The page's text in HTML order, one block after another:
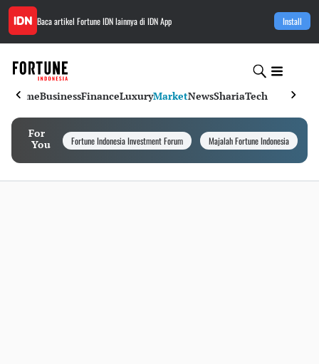
Baca artikel Fortune IDNlainnya di IDN App Install
HomeBusinessFinanceLuxuryMarketNewsShariaTech
For
You
Fortune Indonesia Investment Forum Majalah Fortune Indonesia